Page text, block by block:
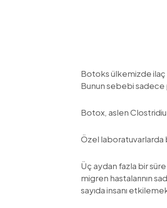
Botoks ülkemizde ilaç
Bunun sebebi sadece
Botox, aslen
Özel laboratuvarlarda
Üç aydan fazla bir
migren hastalarının
sayıda insanı